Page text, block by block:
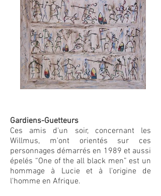
Gardiens-Guetteurs
Ces amis d'un soir, concernant les
Willmus, m'ont orientés sur ces
personnages démarrés en 1989 et aussi
épelés “One of the all black men” est un
hommage à Lucie et à l'origine de
l'homme en Afrique.